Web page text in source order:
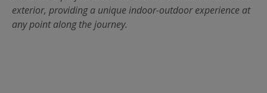
exterior, providing a unique indoor-outdoor experience at
any point along the journey.